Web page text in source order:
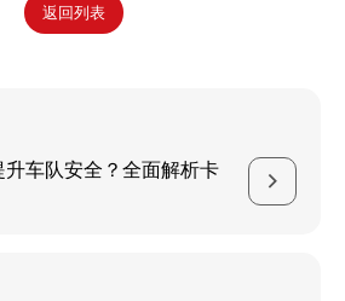
返回列表
车队安全？全面解析卡